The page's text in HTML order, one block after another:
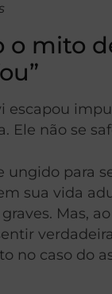
o mito
escapou
Ele não se
ungido para
sua vida
Mas,
no caso do